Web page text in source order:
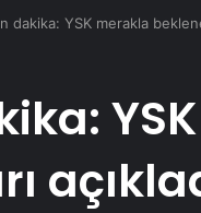
dakika: YSK merakla